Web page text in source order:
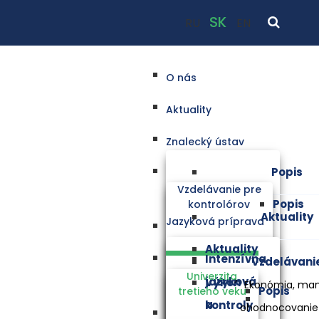
RU SK EN
O nás
Aktuality
Znalecký ústav
Popis
Aktuality
Ekonómia,
Vzdelávanie pre
kontrolórov
Popis
Aktuality
Výkon
kontroly
Jazyková príprava
Intenzívna
jazyková
a
Univerzita
tretieho veku
Popis